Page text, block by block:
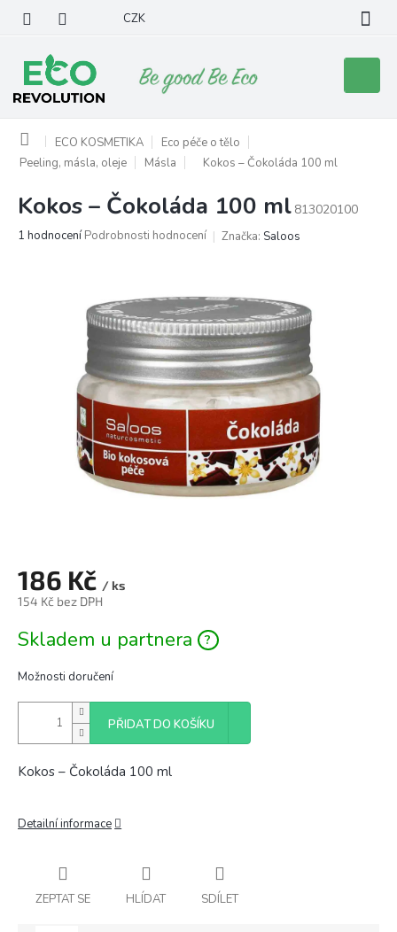
obsah
CZK
košík
Domů ECO KOSMETIKA
Eco péče o tělo
Peeling, másla, oleje
Másla Kokos – Čokoláda 100 ml
Kokos – Čokoláda 100 ml 813020100
Průměrné
1 hodnocení Podrobnosti hodnocení Značka: Saloos
186 Kč / ks
154 Kč bez DPH
cena:
Skladem u partnera
Možnosti doručení
PŘIDAT DO KOŠÍKU
Kokos – Čokoláda 100 ml
Detailní informace
ZEPTAT SE HLÍDAT SDÍLET